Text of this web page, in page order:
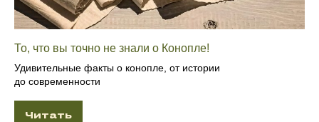
То, что вы точно не знали о Конопле!
Удивительные факты о конопле, от истории
до современности
Читать